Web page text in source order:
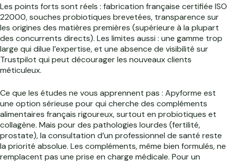
Les points forts sont réels : fabrication française certifiée ISO
22000, souches probiotiques brevetées, transparence sur
les origines des matières premières (supérieure à la plupart
des concurrents directs). Les limites aussi : une gamme trop
large qui dilue l’expertise, et une absence de visibilité sur
Trustpilot qui peut décourager les nouveaux clients
méticuleux.
Ce que les études ne vous apprennent pas : Apyforme est
une option sérieuse pour qui cherche des compléments
alimentaires français rigoureux, surtout en probiotiques et
collagène. Mais pour des pathologies lourdes (fertilité,
prostate), la consultation d’un professionnel de santé reste
la priorité absolue. Les compléments, même bien formulés, ne
remplacent pas une prise en charge médicale. Pour un